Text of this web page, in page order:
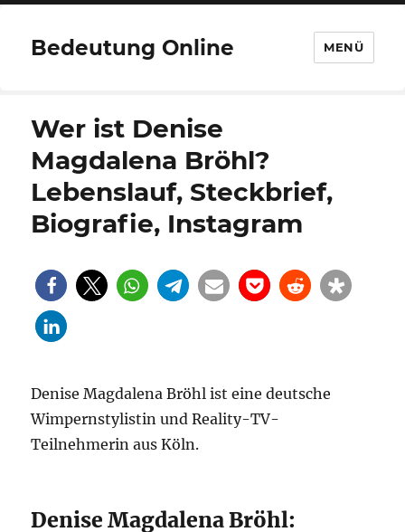
Bedeutung Online MENÜ
Wer ist Denise
Magdalena Bröhl?
Lebenslauf, Steckbrief,
Biografie, Instagram
Denise Magdalena Bröhl ist eine deutsche
Wimpernstylistin und Reality-TV-
Teilnehmerin aus Köln.
Denise Magdalena Bröhl: